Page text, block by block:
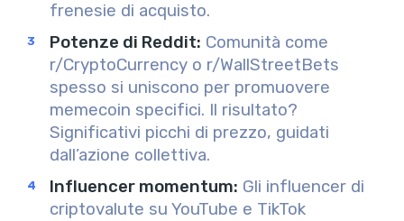
frenesie di acquisto.
Potenze di Reddit: Comunità come
r/CryptoCurrency o r/WallStreetBets
spesso si uniscono per promuovere
memecoin specifici. Il risultato?
Significativi picchi di prezzo, guidati
dall’azione collettiva.
Influencer momentum: Gli influencer di
criptovalute su YouTube e TikTok